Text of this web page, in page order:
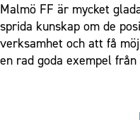
Malmö FF är mycket
sprida kunskap om de
verksamhet och att få
en rad goda exempel